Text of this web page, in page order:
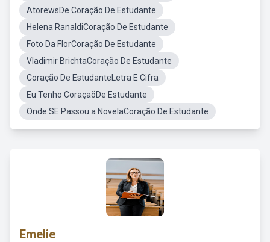
AtorewsDe Coração De Estudante
Helena RanaldiCoração De Estudante
Foto Da FlorCoração De Estudante
Vladimir BrichtaCoração De Estudante
Coração De EstudanteLetra E Cifra
Eu Tenho CoraçaõDe Estudante
Onde SE Passou a NovelaCoração De Estudante
Emelie